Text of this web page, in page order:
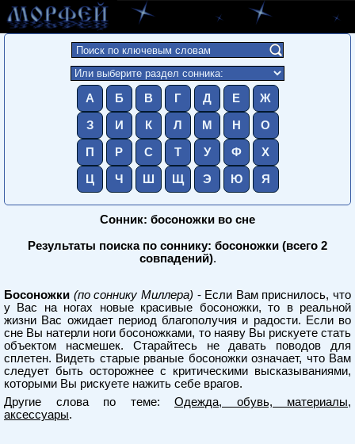
А Б В Г Д Е Ж
З И К Л М Н О
П Р С Т У Ф Х
Ц Ч Ш Щ Э Ю Я
Сонник: босоножки во сне
Результаты поиска по соннику: босоножки (всего 2
совпадений).
Босоножки (по соннику Миллера) - Если Вам приснилось, что
у Вас на ногах новые красивые босоножки, то в реальной
жизни Вас ожидает период благополучия и радости. Если во
сне Вы натерли ноги босоножками, то наяву Вы рискуете стать
объектом насмешек. Старайтесь не давать поводов для
сплетен. Видеть старые рваные босоножки означает, что Вам
следует быть осторожнее с критическими высказываниями,
которыми Вы рискуете нажить себе врагов.
Другие слова по теме: Одежда, обувь, материалы,
аксессуары.